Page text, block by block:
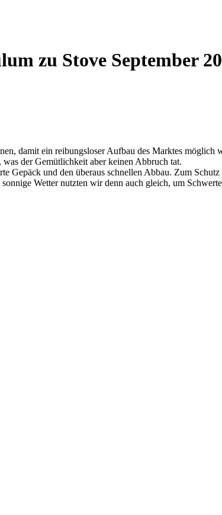
damit ein reibungsloser Aufbau des Marktes möglich
der Gemütlichkeit aber keinen Abbruch tat.
Gepäck und den überaus schnellen Abbau. Zum
Wetter nutzten wir denn auch gleich, um